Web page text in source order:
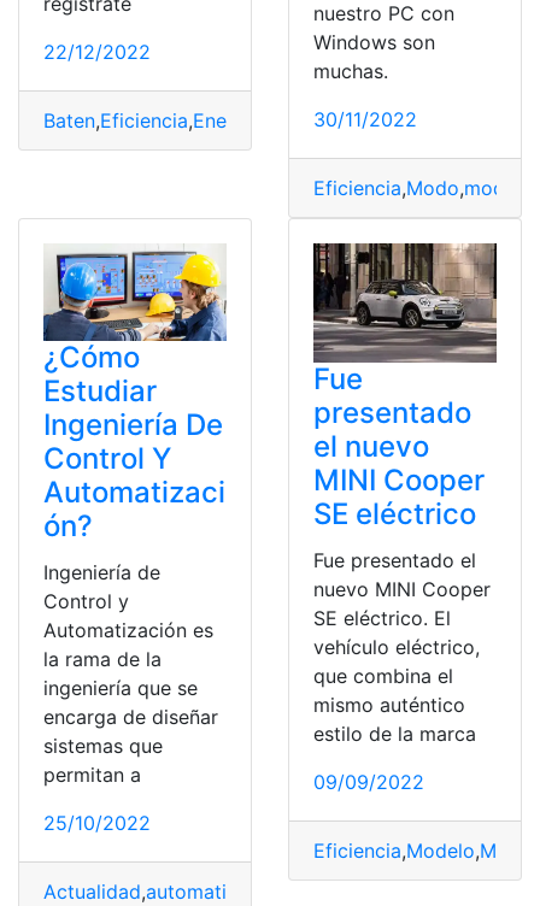
22/12/2022
Baten,Eficiencia,Energía Paneles,Paneles solares
nuestro PC con
Windows son
muchas.
30/11/2022
Eficiencia,Modo,modo
¿Cómo
Estudiar
Ingeniería De
Control Y
Automatizaci
ón?
Ingeniería de
Control y
Automatización es
la rama de la
ingeniería que se
encarga de diseñar
sistemas que
permitan a
25/10/2022
Actualidad,automatización
Fue
presentado
el nuevo
MINI Cooper
SE eléctrico
Fue presentado el
nuevo MINI Cooper
SE eléctrico. El
vehículo eléctrico,
que combina el
mismo auténtico
estilo de la marca
09/09/2022
Eficiencia,Modelo,Motor